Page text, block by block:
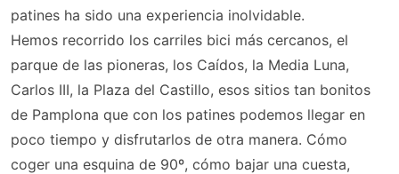
patines ha sido una experiencia inolvidable.
Hemos recorrido los carriles bici más cercanos, el
parque de las pioneras, los Caídos, la Media Luna,
Carlos III, la Plaza del Castillo, esos sitios tan bonitos
de Pamplona que con los patines podemos llegar en
poco tiempo y disfrutarlos de otra manera. Cómo
coger una esquina de 90º, cómo bajar una cuesta,